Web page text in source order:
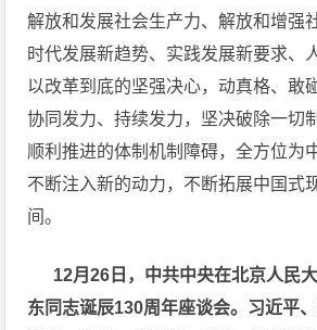
解放和发展社会生产力、解放和增强
时代发展新趋势、实践发展新要求、
以改革到底的坚强决心，动真格、敢
协同发力、持续发力，坚决破除一切
顺利推进的体制机制障碍，全方位为
不断注入新的动力，不断拓展中国式
间。
12月26日，中共中央在北京人民
东同志诞辰130周年座谈会。习近平